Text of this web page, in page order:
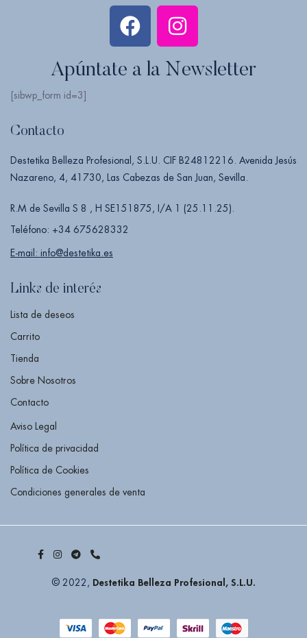
Apúntate a la Newsletter
[sibwp_form id=3]
Contacto
Destetika Belleza Profesional, S.L.U. CIF B24812216. Avenida Jesús
Nazareno, 4, 41730, Las Cabezas de San Juan, Sevilla.
R.M de Sevilla S 8 , H SE151875, I/A 1 (25.11.25).
Teléfono: +34 675628332
E-mail: info@destetika.es
Links de interés
Lista de deseos
Carrito
Tienda
Sobre Nosotros
Contacto
Aviso Legal
Política de privacidad
Política de Cookies
Condiciones generales de venta
© 2022, Destetika Belleza Profesional, S.L.U.